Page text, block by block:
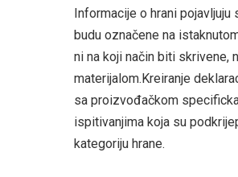
Informacije o hrani pojavljuju
budu označene na
ni na koji način biti skrivene,
materijalom.Kreiranje
sa proizvođačkom
ispitivanjima koja su
kategoriju hrane.